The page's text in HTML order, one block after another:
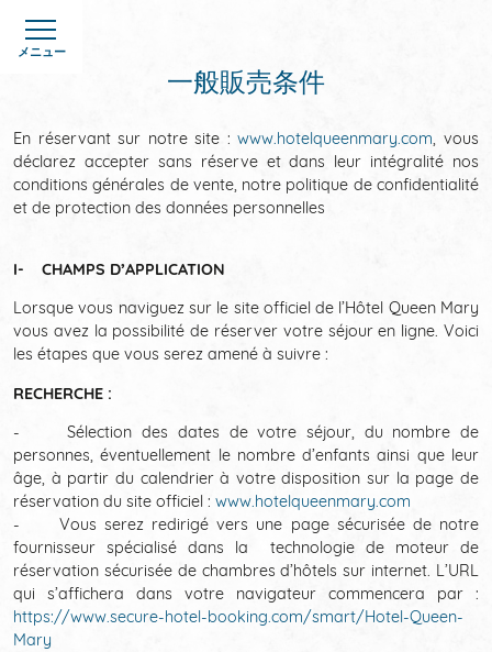
メニュー
ホーム
ホテル
写真
ホテル周辺
ニュース
お客様の声
一般販売条件
En réservant sur notre site :www.hotelqueenmary.com , vous
déclarez accepter sans réserve et dans leur intégralité nos
conditions générales de vente, notre politique de confidentialité
et de protection des données personnelles
I- CHAMPS D’APPLICATION
Lorsque vous naviguez sur le site officiel de l’Hôtel Queen Mary
vous avez la possibilité de réserver votre séjour en ligne. Voici
les étapes que vous serez amené à suivre :
RECHERCHE :
- Sélection des dates de votre séjour, du nombre de
personnes, éventuellement le nombre d’enfants ainsi que leur
âge, à partir du calendrier à votre disposition sur la page de
réservation du site officiel : www.hotelqueenmary.com
- Vous serez redirigé vers une page sécurisée de notre
fournisseur spécialisé dans la technologie de moteur de
réservation sécurisée de chambres d’hôtels sur internet. L’URL
qui s’affichera dans votre navigateur commencera par :
https://www.secure-hotel-booking.com/smart/Hotel-Queen-
Mary